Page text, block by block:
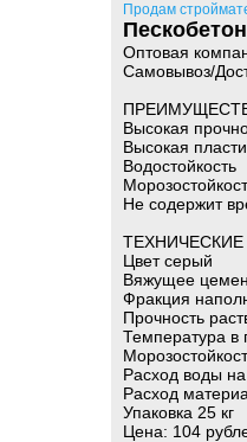
Продам
Оптовая
Самовывоз/
Высокая
Высокая
Водостойкость
Не содержит
ТЕХНИЧЕСКИЕ
Цвет серый
Вяжущее
Фракция
Прочность
Температура в
Расход воды
Расход
Упаковка 25 кг
Цена: 104